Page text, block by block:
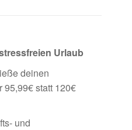
Urlaub
deinen
95,99€ statt 120€
und